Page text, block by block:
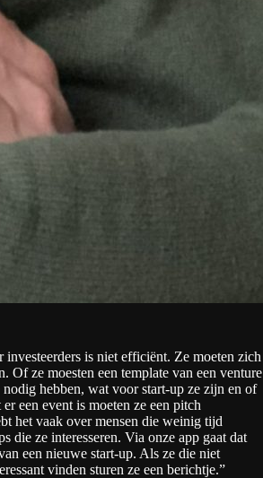
investeerders is niet efficiënt. Ze moeten zich
Of ze moesten een template van een venture
hebben, wat voor start-up ze zijn en of
een event is moeten ze een pitch
het vaak over mensen die weinig tijd
die ze interesseren. Via onze app gaat dat
een nieuwe start-up. Als ze die niet
vinden sturen ze een berichtje.”